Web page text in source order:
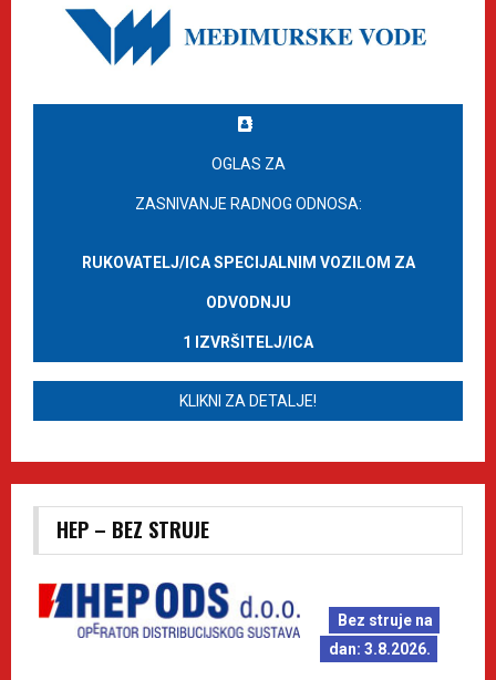
OGLAS ZA
ZASNIVANJE RADNOG ODNOSA:
RUKOVATELJ/ICA SPECIJALNIM VOZILOM ZA
ODVODNJU
1 IZVRŠITELJ/ICA
KLIKNI ZA DETALJE!
HEP – BEZ STRUJE
Bez struje na
dan: 3.8.2026.